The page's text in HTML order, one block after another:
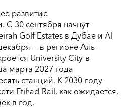
развитие
С 30 сентября начнут
Golf Estates в Дубае и Al
— в регионе Аль-
University City в
марта 2027 года
станций. К 2030 году
Etihad Rail, как ожидается,
в год.